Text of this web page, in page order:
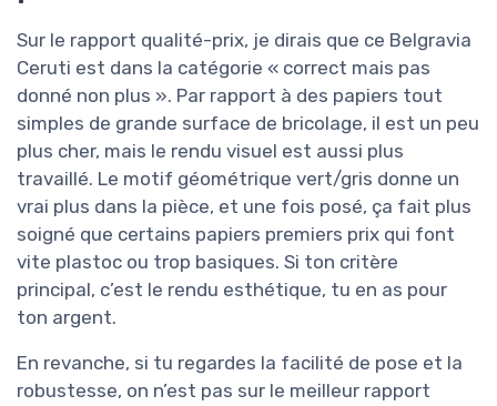
Sur le rapport qualité-prix, je dirais que ce Belgravia
Ceruti est dans la catégorie « correct mais pas
donné non plus ». Par rapport à des papiers tout
simples de grande surface de bricolage, il est un peu
plus cher, mais le rendu visuel est aussi plus
travaillé. Le motif géométrique vert/gris donne un
vrai plus dans la pièce, et une fois posé, ça fait plus
soigné que certains papiers premiers prix qui font
vite plastoc ou trop basiques. Si ton critère
principal, c’est le rendu esthétique, tu en as pour
ton argent.
En revanche, si tu regardes la facilité de pose et la
robustesse, on n’est pas sur le meilleur rapport